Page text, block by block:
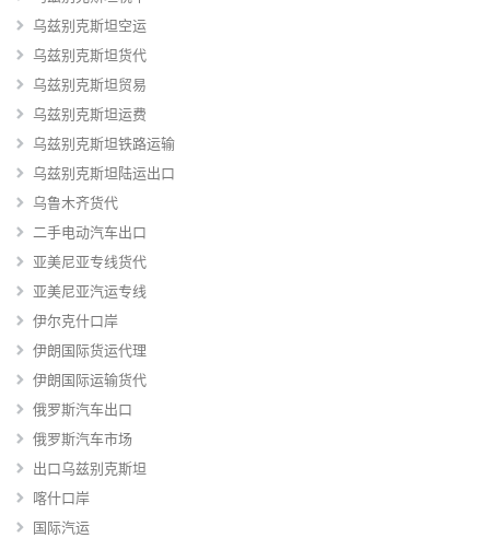
乌兹别克斯坦空运
乌兹别克斯坦货代
乌兹别克斯坦贸易
乌兹别克斯坦运费
乌兹别克斯坦铁路运输
乌兹别克斯坦陆运出口
乌鲁木齐货代
二手电动汽车出口
亚美尼亚专线货代
亚美尼亚汽运专线
伊尔克什口岸
伊朗国际货运代理
伊朗国际运输货代
俄罗斯汽车出口
俄罗斯汽车市场
出口乌兹别克斯坦
喀什口岸
国际汽运